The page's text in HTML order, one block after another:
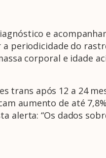
e
periodicidade do
corporal e idade
trans após 12 a 24
aumento de até
alerta: “Os dados